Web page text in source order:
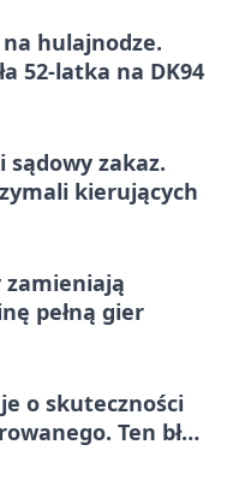
hulajnodze.
52-latka na DK94
sądowy zakaz.
kierujących
zamieniają
pełną gier
o skuteczności
Ten błąd